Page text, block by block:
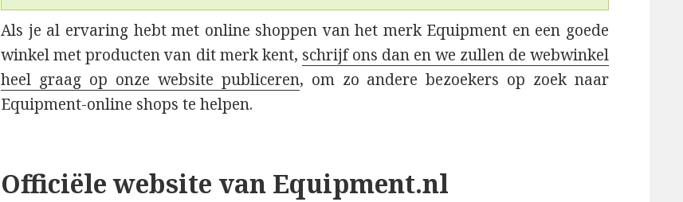
Als je al ervaring hebt met online shoppen van het merk Equipment en een goede
winkel met producten van dit merk kent, schrijf ons dan en we zullen de webwinkel
heel graag op onze website publiceren, om zo andere bezoekers op zoek naar
Equipment-online shops te helpen.
Officiële website van Equipment.nl